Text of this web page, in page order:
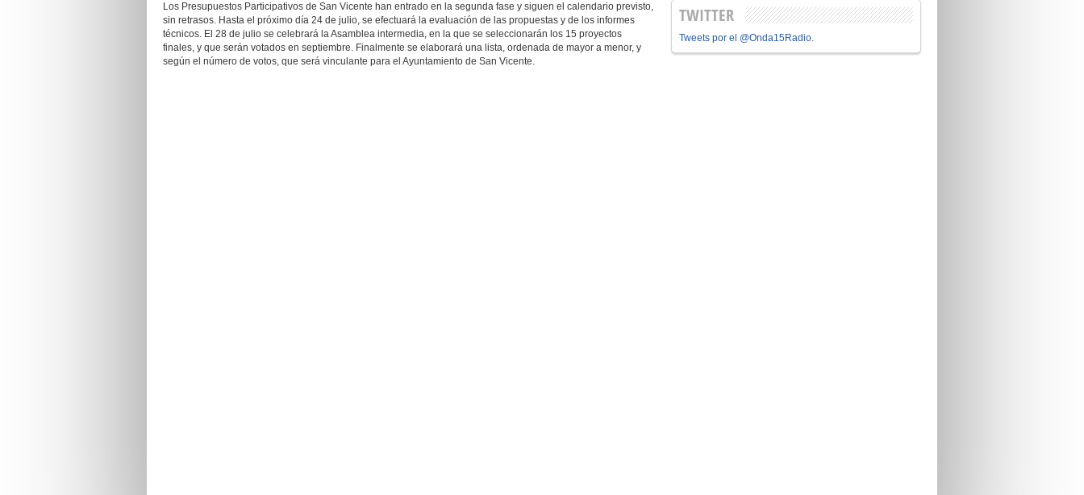
Los Presupuestos Participativos de San Vicente han entrado en la segunda fase y siguen el calendario previsto,
sin retrasos. Hasta el próximo día 24 de julio, se efectuará la evaluación de las propuestas y de los informes
técnicos. El 28 de julio se celebrará la Asamblea intermedia, en la que se seleccionarán los 15 proyectos
finales, y que serán votados en septiembre. Finalmente se elaborará una lista, ordenada de mayor a menor, y
según el número de votos, que será vinculante para el Ayuntamiento de San Vicente.
TWITTER
Tweets por el @Onda15Radio.